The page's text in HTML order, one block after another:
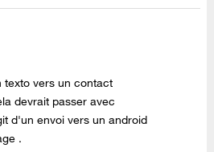
texto vers un contact
devrait passer avec
d'un envoi vers un android
.